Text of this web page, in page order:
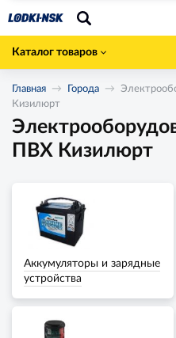
Каталог товаров
Главная Города
Кизилюрт
ПВХ Кизилюрт
Аккумуляторы и зарядные
устройства